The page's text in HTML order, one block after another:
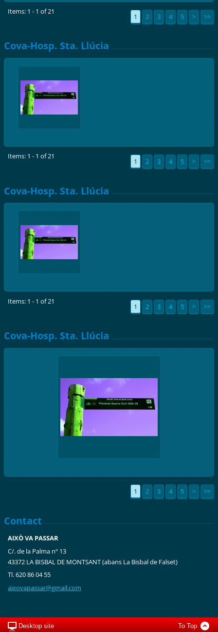
Items: 1 - 1 of 21
1 2 3 4 5 > >>
Cova-Hosp. Sta. Llúcia
Items: 1 - 1 of 21
1 2 3 4 5 > >>
Cova-Hosp. Sta. Llúcia
Items: 1 - 1 of 21
1 2 3 4 5 > >>
Cova-Hosp. Sta. Llúcia
1 2 3 4 5 > >>
Contact
AIXÒ VA PASSAR
C/. de la Palma nº 13
43372 LA BISBAL DE MONTSANT (abans La Bisbal de Falset)
Tl. 620 86 04 55
aixovapassar@gmail.com
Desktop site To Top